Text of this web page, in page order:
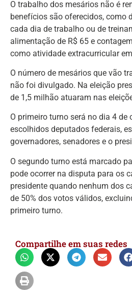
O trabalho dos mesários não é
benefícios são oferecidos, como
cada dia de trabalho ou de
alimentação de R$ 65 e
como atividade extracurricular
O número de mesários que vão
não foi divulgado. Na eleição
de 1,5 milhão atuaram nas
O primeiro turno será no dia 4 de
escolhidos deputados federais,
governadores, senadores e o
O segundo turno está marcado
pode ocorrer na disputa para os
presidente quando nenhum dos
de 50% dos votos válidos,
primeiro turno.
Compartilhe em suas redes